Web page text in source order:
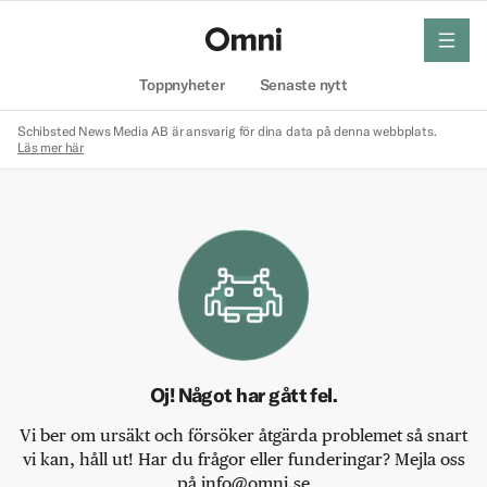
Toppnyheter Senaste nytt
meny
Schibsted News Media AB är ansvarig för dina data på denna webbplats.
Läs mer här
Oj! Något har gått fel.
Vi ber om ursäkt och försöker åtgärda problemet så snart
vi kan, håll ut! Har du frågor eller funderingar? Mejla oss